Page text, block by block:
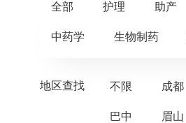
全部 护理 助产
中药学 生物制药
地区查找 不限 成都
巴中 眉山